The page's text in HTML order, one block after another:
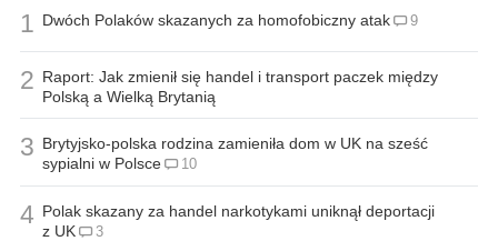
1 Dwóch Polaków skazanych za homofobiczny atak 9
2 Raport: Jak zmienił się handel i transport paczek między
Polską a Wielką Brytanią
3 Brytyjsko-polska rodzina zamieniła dom w UK na sześć
sypialni w Polsce
10
4 Polak skazany za handel narkotykami uniknął deportacji
z UK
3